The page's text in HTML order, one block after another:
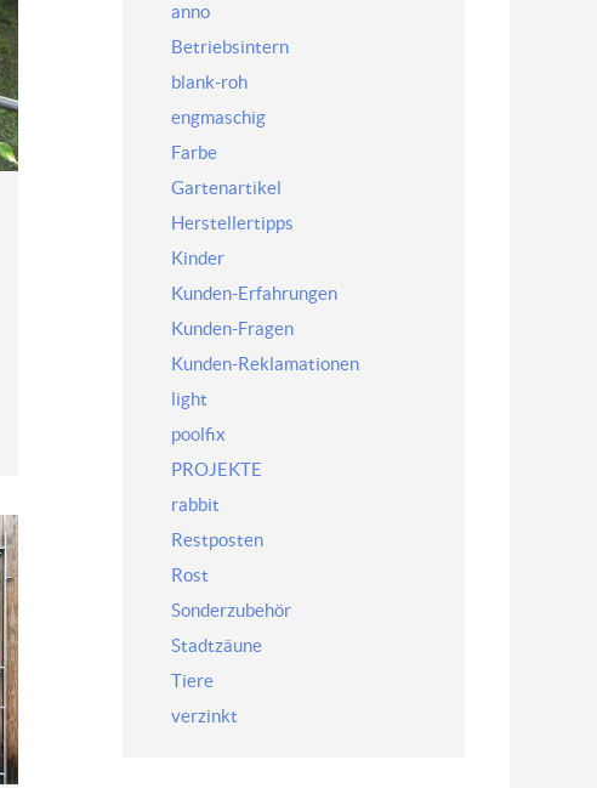
anno
Betriebsintern
blank-roh
engmaschig
Farbe
Gartenartikel
Herstellertipps
Kinder
Kunden-Erfahrungen
Kunden-Fragen
Kunden-Reklamationen
light
poolfix
PROJEKTE
rabbit
Restposten
Rost
Sonderzubehör
Stadtzäune
Tiere
verzinkt